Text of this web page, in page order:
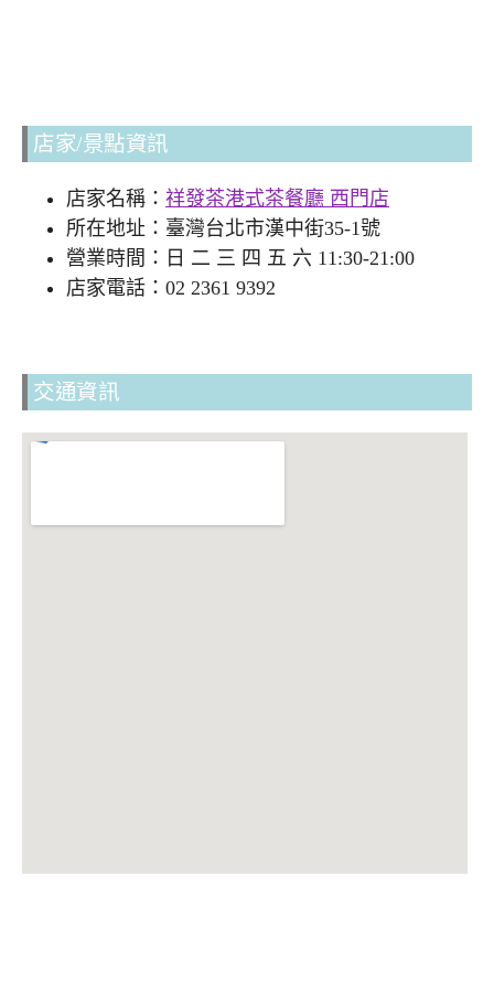
店家/景點資訊
店家名稱： 祥發茶港式茶餐廳 西門店
所在地址：臺灣台北市漢中街35-1號
營業時間：日 二 三 四 五 六 11:30-21:00
店家電話：02 2361 9392
交通資訊